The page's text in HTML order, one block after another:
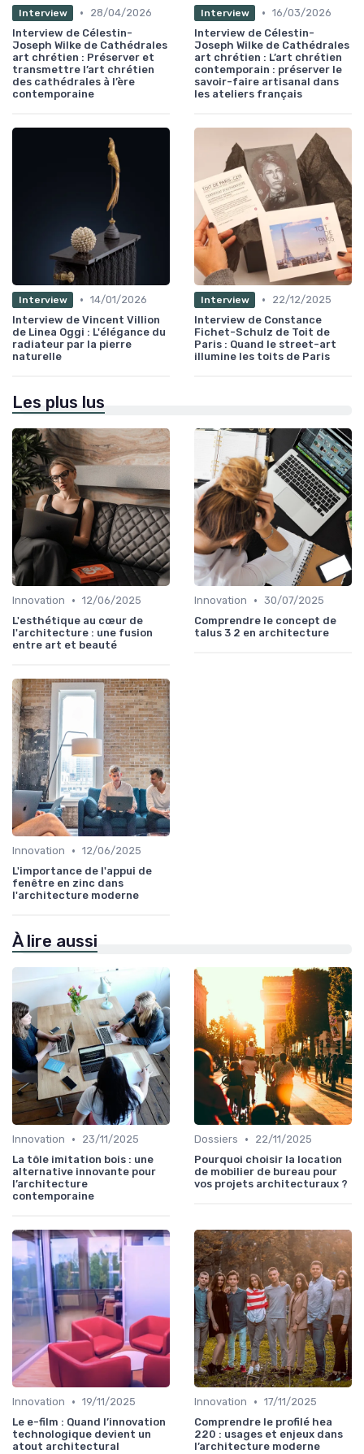
Interview •
28/04/2026
Interview de Célestin-
Joseph Wilke de Cathédrales
art chrétien : Préserver et
transmettre l’art chrétien
des cathédrales à l’ère
contemporaine
Interview • 16/03/2026
Interview de Célestin-
Joseph Wilke de Cathédrales
art chrétien : L’art chrétien
contemporain : préserver le
savoir-faire artisanal dans
les ateliers français
Interview • 14/01/2026
Interview de Vincent Villion
de Linea Oggi : L'élégance du
radiateur par la pierre
naturelle
Interview •
22/12/2025
Interview de Constance
Fichet-Schulz de Toit de
Paris : Quand le street-art
illumine les toits de Paris
Les plus lus
Innovation • 12/06/2025
L'esthétique au cœur de
l'architecture : une fusion
entre art et beauté
Innovation • 30/07/2025
Comprendre le concept de
talus 3 2 en architecture
Innovation • 12/06/2025
L'importance de l'appui de
fenêtre en zinc dans
l'architecture moderne
À lire aussi
Innovation •
23/11/2025
La tôle imitation bois : une
alternative innovante pour
l’architecture
contemporaine
Dossiers •
22/11/2025
Pourquoi choisir la location
de mobilier de bureau pour
vos projets architecturaux ?
Innovation • 19/11/2025
Le e-film : Quand l’innovation
technologique devient un
atout architectural
Innovation • 17/11/2025
Comprendre le profilé hea
220 : usages et enjeux dans
l’architecture moderne